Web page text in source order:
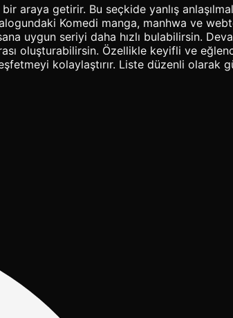
araya getirir. Bu seçkide yanlış
Komedi manga, manhwa ve
uygun seriyi daha hızlı bulabilirsin.
oluşturabilirsin. Özellikle keyifli ve
kolaylaştırır. Liste düzenli olarak